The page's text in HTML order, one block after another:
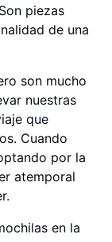
piezas
de una
son mucho
nuestras
que
Cuando
por la
atemporal
en la